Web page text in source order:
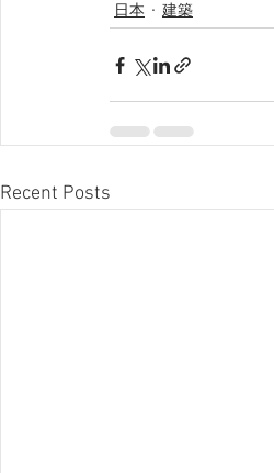
日本 建築
Recent Posts